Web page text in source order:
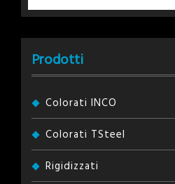
Prodotti
Colorati INCO
Colorati TSteel
Rigidizzati